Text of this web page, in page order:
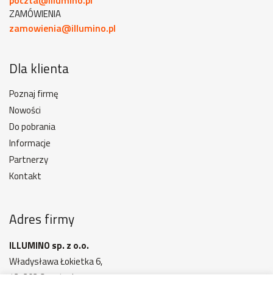
ZAMÓWIENIA
zamowienia@illumino.pl
Dla klienta
Poznaj firmę
Nowości
Do pobrania
Informacje
Partnerzy
Kontakt
Adres firmy
ILLUMINO sp. z o.o.
Władysława Łokietka 6,
42-202 Częstochowa